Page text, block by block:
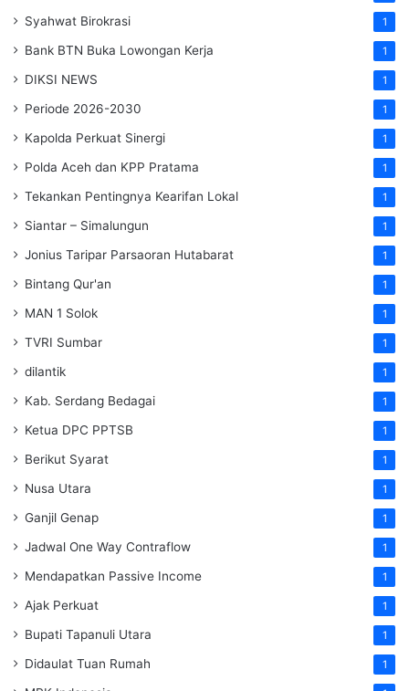
Syahwat Birokrasi 1
Bank BTN Buka Lowongan Kerja 1
DIKSI NEWS 1
Periode 2026-2030 1
Kapolda Perkuat Sinergi 1
Polda Aceh dan KPP Pratama 1
Tekankan Pentingnya Kearifan Lokal 1
Siantar – Simalungun 1
Jonius Taripar Parsaoran Hutabarat 1
Bintang Qur'an 1
MAN 1 Solok 1
TVRI Sumbar 1
dilantik 1
Kab. Serdang Bedagai 1
Ketua DPC PPTSB 1
Berikut Syarat 1
Nusa Utara 1
Ganjil Genap 1
Jadwal One Way Contraflow 1
Mendapatkan Passive Income 1
Ajak Perkuat 1
Bupati Tapanuli Utara 1
Didaulat Tuan Rumah 1